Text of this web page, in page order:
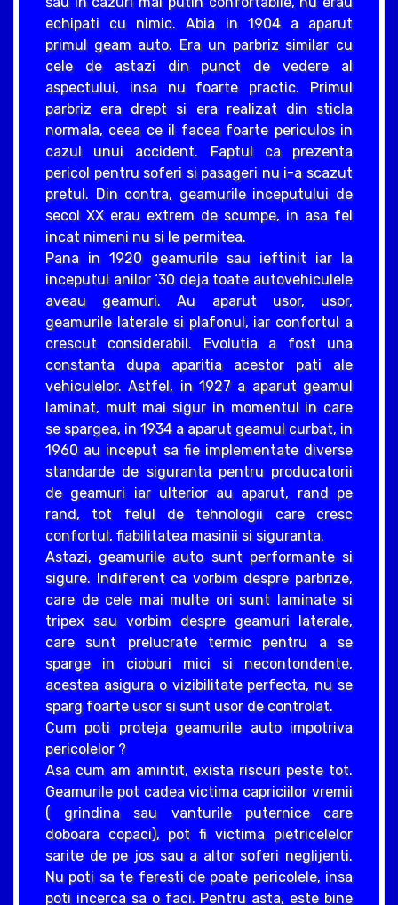
echipati cu nimic. Abia in 1904 a aparut
primul geam auto. Era un parbriz similar cu
cele de astazi din punct de vedere al
aspectului, insa nu foarte practic. Primul
parbriz era drept si era realizat din sticla
normala, ceea ce il facea foarte periculos in
cazul unui accident. Faptul ca prezenta
pericol pentru soferi si pasageri nu i-a scazut
pretul. Din contra, geamurile inceputului de
secol XX erau extrem de scumpe, in asa fel
incat nimeni nu si le permitea.
Pana in 1920 geamurile sau ieftinit iar la
inceputul anilor ‘30 deja toate autovehiculele
aveau geamuri. Au aparut usor, usor,
geamurile laterale si plafonul, iar confortul a
crescut considerabil. Evolutia a fost una
constanta dupa aparitia acestor pati ale
vehiculelor. Astfel, in 1927 a aparut geamul
laminat, mult mai sigur in momentul in care
se spargea, in 1934 a aparut geamul curbat, in
1960 au inceput sa fie implementate diverse
standarde de siguranta pentru producatorii
de geamuri iar ulterior au aparut, rand pe
rand, tot felul de tehnologii care cresc
confortul, fiabilitatea masinii si siguranta.
Astazi, geamurile auto sunt performante si
sigure. Indiferent ca vorbim despre parbrize,
care de cele mai multe ori sunt laminate si
tripex sau vorbim despre geamuri laterale,
care sunt prelucrate termic pentru a se
sparge in cioburi mici si necontondente,
acestea asigura o vizibilitate perfecta, nu se
sparg foarte usor si sunt usor de controlat.
Cum poti proteja geamurile auto impotriva
pericolelor ?
Asa cum am amintit, exista riscuri peste tot.
Geamurile pot cadea victima capriciilor vremii
( grindina sau vanturile puternice care
doboara copaci), pot fi victima pietricelelor
sarite de pe jos sau a altor soferi neglijenti.
Nu poti sa te feresti de poate pericolele, insa
poti incerca sa o faci. Pentru asta, este bine